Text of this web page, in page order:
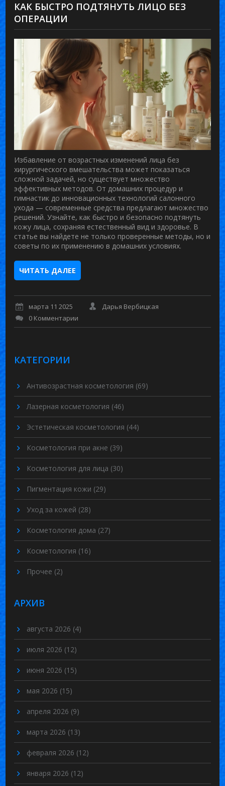
КАК БЫСТРО ПОДТЯНУТЬ ЛИЦО БЕЗ
ОПЕРАЦИИ
Избавление от возрастных изменений лица без
хирургического вмешательства может показаться
сложной задачей, но существует множество
эффективных методов. От домашних процедур и
гимнастик до инновационных технологий салонного
ухода — современные средства предлагают множество
решений. Узнайте, как быстро и безопасно подтянуть
кожу лица, сохраняя естественный вид и здоровье. В
статье вы найдете не только проверенные методы, но и
советы по их применению в домашних условиях.
ЧИТАТЬ ДАЛЕЕ
марта 11 2025
Дарья Вербицкая
0 Комментарии
КАТЕГОРИИ
Антивозрастная косметология (69)
Лазерная косметология (46)
Эстетическая косметология (44)
Косметология при акне (39)
Косметология для лица (30)
Пигментация кожи (29)
Уход за кожей (28)
Косметология дома (27)
Косметология (16)
Прочее (2)
АРХИВ
августа 2026 (4)
июля 2026 (12)
июня 2026 (15)
мая 2026 (15)
апреля 2026 (9)
марта 2026 (13)
февраля 2026 (12)
января 2026 (12)